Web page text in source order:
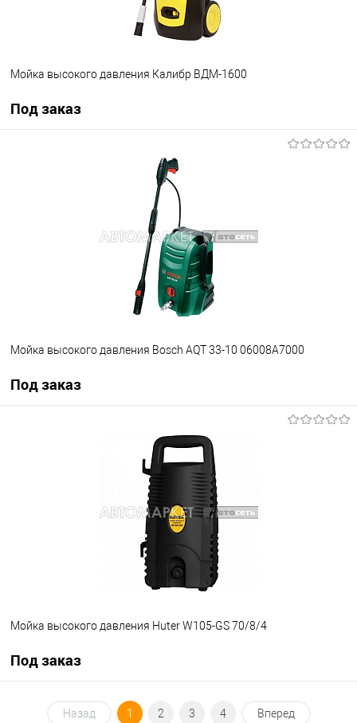
Мойка высокого давления Калибр ВДМ-1600
Под заказ
Под заказ
Мойка высокого давления Bosch AQT 33-10 06008A7000
Под заказ
Под заказ
Мойка высокого давления Huter W105-GS 70/8/4
Под заказ
Под заказ
Назад 1 2 3 4 Вперед